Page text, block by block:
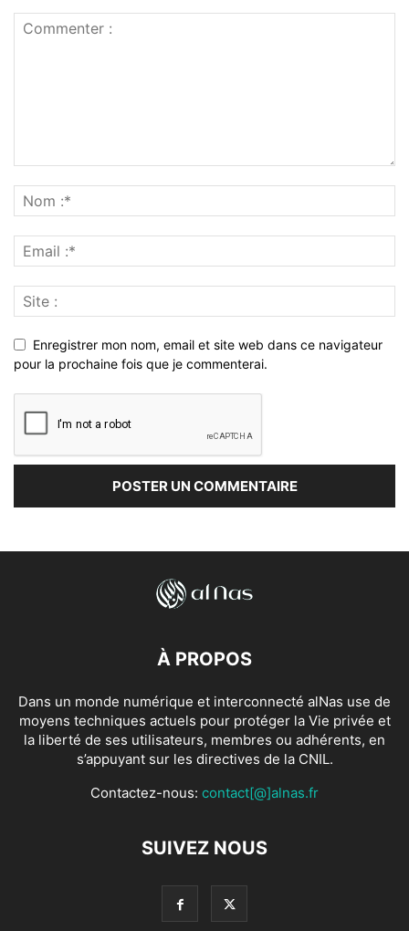
Enregistrer mon nom, email et site web dans ce navigateur
pour la prochaine fois que je commenterai.
À PROPOS
Dans un monde numérique et interconnecté alNas use de
moyens techniques actuels pour protéger la Vie privée et
la liberté de ses utilisateurs, membres ou adhérents, en
s’appuyant sur les directives de la CNIL.
Contactez-nous: contact[@]alnas.fr
SUIVEZ NOUS